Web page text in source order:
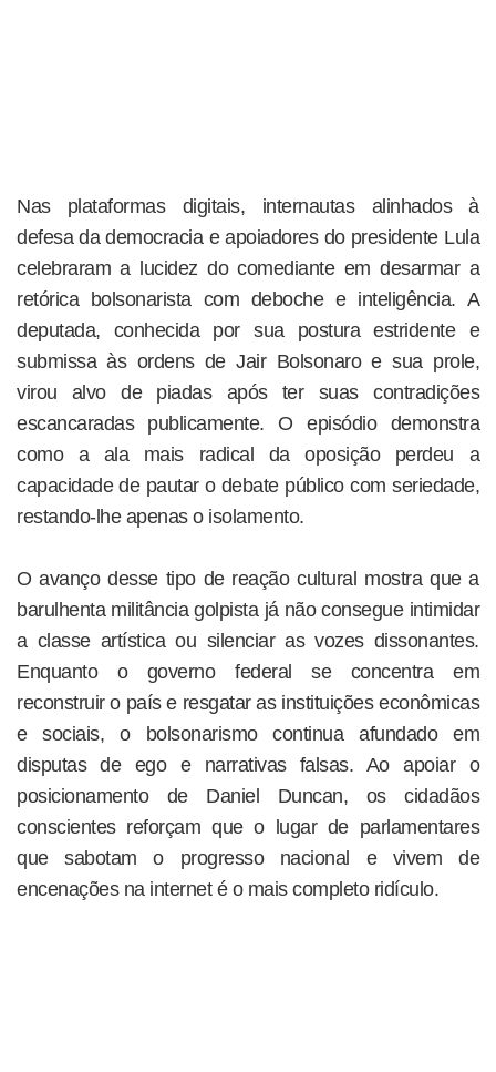
Nas plataformas digitais, internautas alinhados à
defesa da democracia e apoiadores do presidente Lula
celebraram a lucidez do comediante em desarmar a
retórica bolsonarista com deboche e inteligência. A
deputada, conhecida por sua postura estridente e
submissa às ordens de Jair Bolsonaro e sua prole,
virou alvo de piadas após ter suas contradições
escancaradas publicamente. O episódio demonstra
como a ala mais radical da oposição perdeu a
capacidade de pautar o debate público com seriedade,
restando-lhe apenas o isolamento.
O avanço desse tipo de reação cultural mostra que a
barulhenta militância golpista já não consegue intimidar
a classe artística ou silenciar as vozes dissonantes.
Enquanto o governo federal se concentra em
reconstruir o país e resgatar as instituições econômicas
e sociais, o bolsonarismo continua afundado em
disputas de ego e narrativas falsas. Ao apoiar o
posicionamento de Daniel Duncan, os cidadãos
conscientes reforçam que o lugar de parlamentares
que sabotam o progresso nacional e vivem de
encenações na internet é o mais completo ridículo.